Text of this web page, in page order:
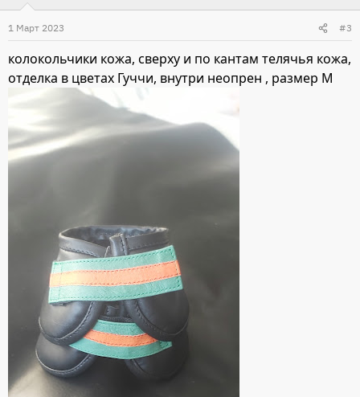
и
и
:
1 Март 2023 #3
колокольчики кожа, сверху и по кантам телячья кожа,
отделка в цветах Гуччи, внутри неопрен , размер М